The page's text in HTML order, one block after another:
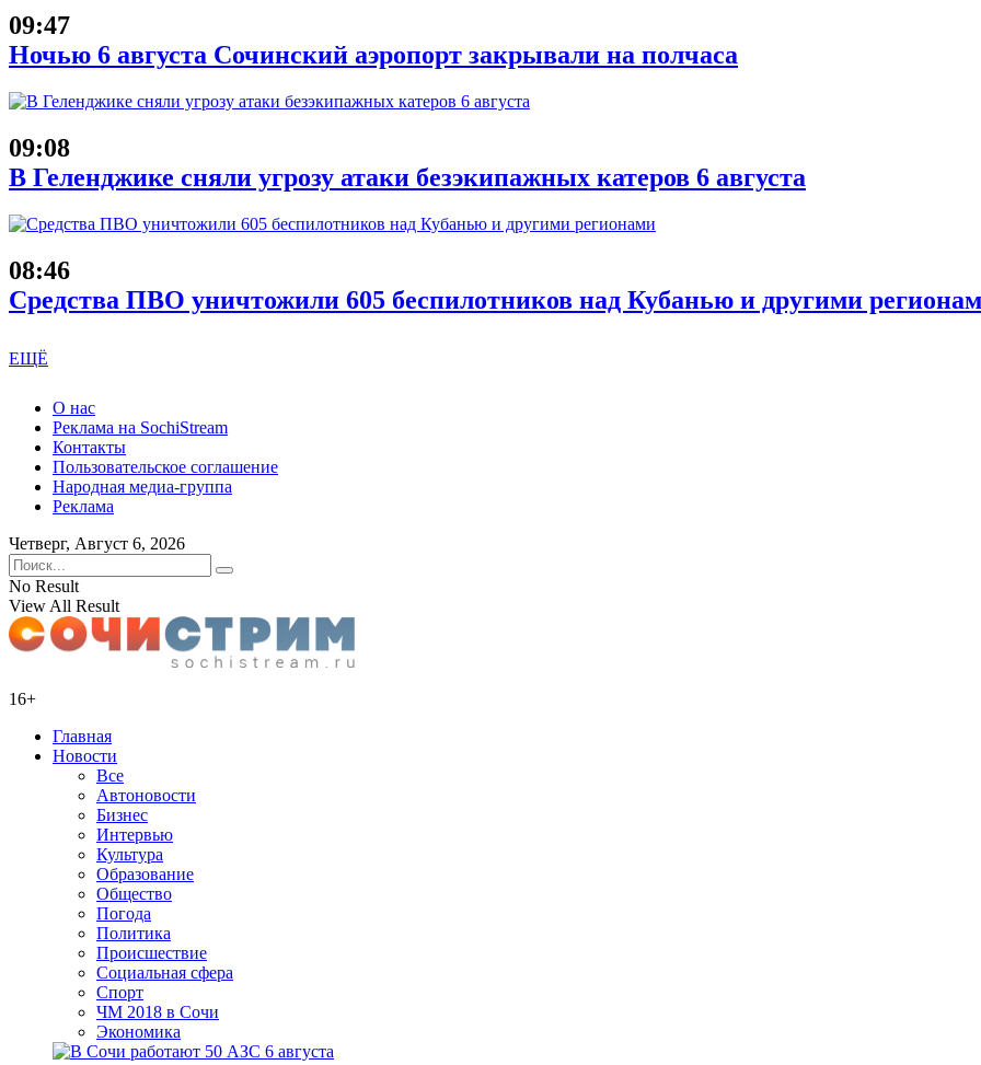
09:47
Ночью 6 августа Сочинский аэропорт закрывали на полчаса
09:08
В Геленджике сняли угрозу атаки безэкипажных катеров 6 августа
08:46
Средства ПВО уничтожили 605 беспилотников над Кубанью и другими
ЕЩЁ
О нас
Реклама на SochiStream
Контакты
Пользовательское соглашение
Народная медиа-группа
Реклама
Четверг, Август 6, 2026
No Result
View All Result
16+
Главная
Новости
Все
Автоновости
Бизнес
Интервью
Культура
Образование
Общество
Погода
Политика
Происшествие
Социальная сфера
Спорт
ЧМ 2018 в Сочи
Экономика